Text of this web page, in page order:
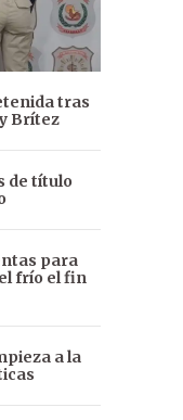
tras
Brítez
de título
para
frío el fin
a la